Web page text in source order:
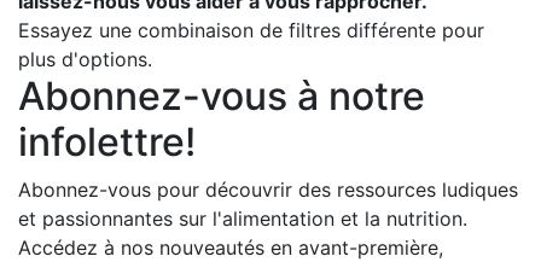
Essayez une combinaison de filtres différente pour
plus d'options.
Abonnez-vous à notre
infolettre!
Abonnez-vous pour découvrir des ressources ludiques
et passionnantes sur l'alimentation et la nutrition.
Accédez à nos nouveautés en avant-première,